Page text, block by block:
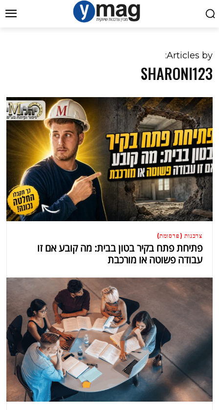
Articles by:
SHARONI123
צרכנות (פרסומת)
פתיחת פתח בקיר בטון בבית: מה קובע אם זו
עבודה פשוטה או מורכבת